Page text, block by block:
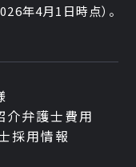
年4月1日時点）。
介弁護士費用
採用情報